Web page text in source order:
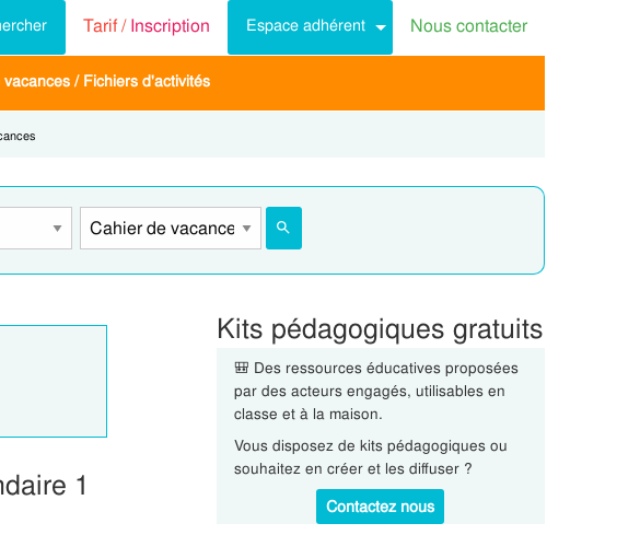
Tarif /Inscription Espace adhérent Nous contacter
/ Fichiers d'activités
1
Kits pédagogiques gratuits
🎒 Des ressources éducatives proposées
par des acteurs engagés, utilisables en
classe et à la maison.
Vous disposez de kits pédagogiques ou
souhaitez en créer et les diffuser ?
Contactez nous